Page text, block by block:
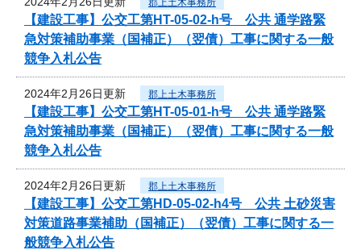
郡上土木事務所
【建設工事】公交工第HT-05-02-h号 公共 通学路緊
急対策補助事業（国補正）（翌債）工事に関する一般
競争入札公告
2024年2月26日更新 郡上土木事務所
【建設工事】公交工第HT-05-01-h号 公共 通学路緊
急対策補助事業（国補正）（翌債）工事に関する一般
競争入札公告
2024年2月26日更新 郡上土木事務所
【建設工事】公交工第HD-05-02-h4号 公共 土砂災害
対策道路事業補助（国補正）（翌債）工事に関する一
般競争入札公告